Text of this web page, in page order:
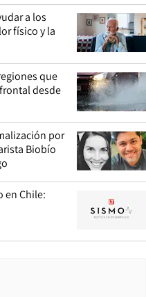
a los
físico y la
que
desde
por
Biobío
en Chile: